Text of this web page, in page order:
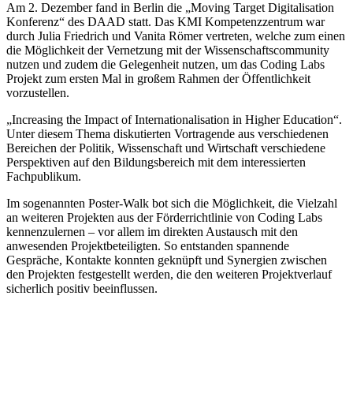
Am 2. Dezember fand in Berlin die „Moving Target Digitalisation
Konferenz“ des DAAD statt. Das KMI Kompetenzzentrum war
durch Julia Friedrich und Vanita Römer vertreten, welche zum einen
die Möglichkeit der Vernetzung mit der Wissenschaftscommunity
nutzen und zudem die Gelegenheit nutzen, um das Coding Labs
Projekt zum ersten Mal in großem Rahmen der Öffentlichkeit
vorzustellen.
„Increasing the Impact of Internationalisation in Higher Education“.
Unter diesem Thema diskutierten Vortragende aus verschiedenen
Bereichen der Politik, Wissenschaft und Wirtschaft verschiedene
Perspektiven auf den Bildungsbereich mit dem interessierten
Fachpublikum.
Im sogenannten Poster-Walk bot sich die Möglichkeit, die Vielzahl
an weiteren Projekten aus der Förderrichtlinie von Coding Labs
kennenzulernen – vor allem im direkten Austausch mit den
anwesenden Projektbeteiligten. So entstanden spannende
Gespräche, Kontakte konnten geknüpft und Synergien zwischen
den Projekten festgestellt werden, die den weiteren Projektverlauf
sicherlich positiv beeinflussen.